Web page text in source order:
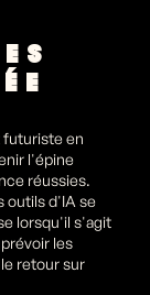
en
l'épine
réussies.
outils d'IA se
lorsqu'il s'agit
les
retour sur